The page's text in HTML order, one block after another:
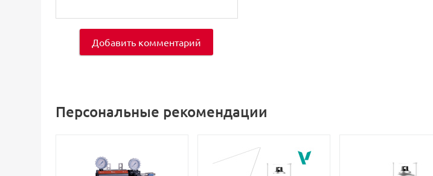
Добавить комментарий
Персональные рекомендации